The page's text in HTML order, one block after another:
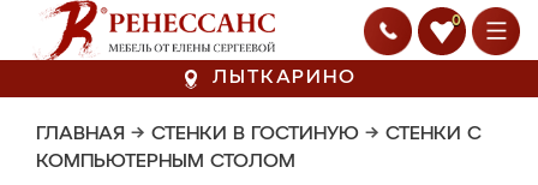
0
ЛЫТКАРИНО
ГЛАВНАЯ → СТЕНКИ В ГОСТИНУЮ → СТЕНКИ С
КОМПЬЮТЕРНЫМ СТОЛОМ